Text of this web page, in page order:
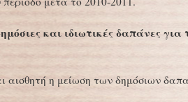
και ιδιωτικές δαπάνες για
αισθητή η μείωση των δημόσιων